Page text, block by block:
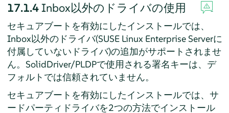
17.1.4Inbox以外のドライバの使用
セキュアブートを有効にしたインストールでは、
Inbox以外のドライバ(SUSE Linux Enterprise Serverに
付属していないドライバ)の追加がサポートされませ
ん。SolidDriver/PLDPで使用される署名キーは、デ
フォルトでは信頼されていません。
セキュアブートを有効にしたインストールでは、サ
ードパーティドライバを2つの方法でインストール